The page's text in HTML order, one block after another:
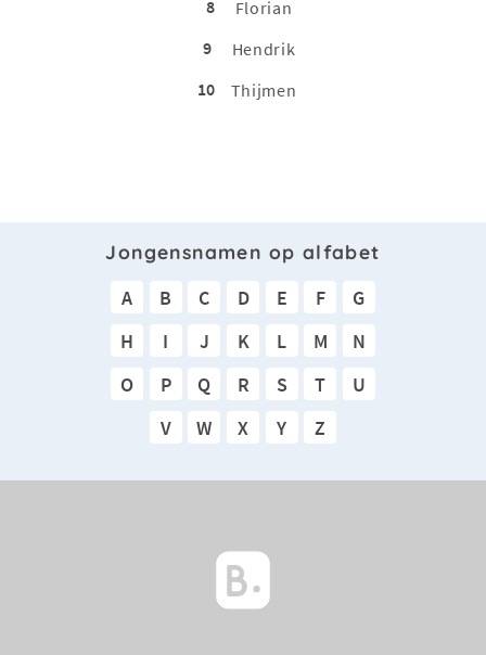
8
Florian
9
Hendrik
10
Thijmen
Jongensnamen op alfabet
A B C D E F
G
H
I J K L M
N
O
P Q R S T
U
V
W X Y Z